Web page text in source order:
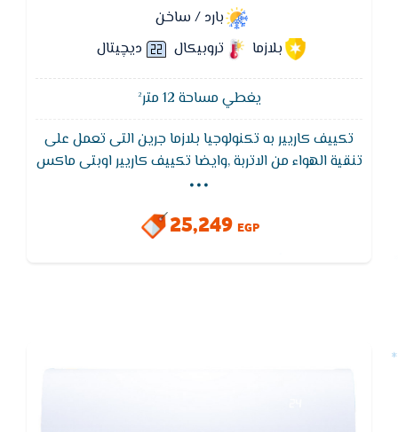
بارد / ساخن
بلازما
تروبيكال ديچيتال
يغطي مساحة 12 متر²
تكييف كاريير به تكنولوجيا بلازما جرين التى تعمل على
تنقية الهواء من الاتربة ,وايضا تكييف كاريير اوبتى ماكس
يتميز بوظيفة التنظيف الذاتى لجهاز التكييف لتجفيف
...
25,249 EGP